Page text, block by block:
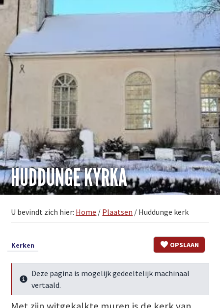
HUDDUNGE KYRKA
U bevindt zich hier: Home / Plaatsen / Huddunge kerk
OPSLAAN
Kerken
Meer info
Deze pagina is mogelijk gedeeltelijk machinaal
vertaald.